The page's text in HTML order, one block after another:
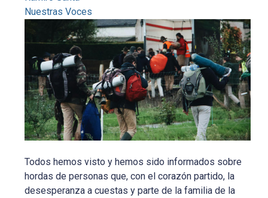
Nuestras Voces
Todos hemos visto y hemos sido informados sobre
hordas de personas que, con el corazón partido, la
desesperanza a cuestas y parte de la familia de la